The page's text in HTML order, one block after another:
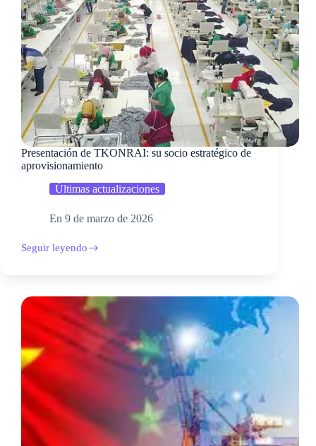
Presentación de TKONRAI: su socio estratégico de
aprovisionamiento
Últimas actualizaciones
En 9 de marzo de 2026
Seguir leyendo